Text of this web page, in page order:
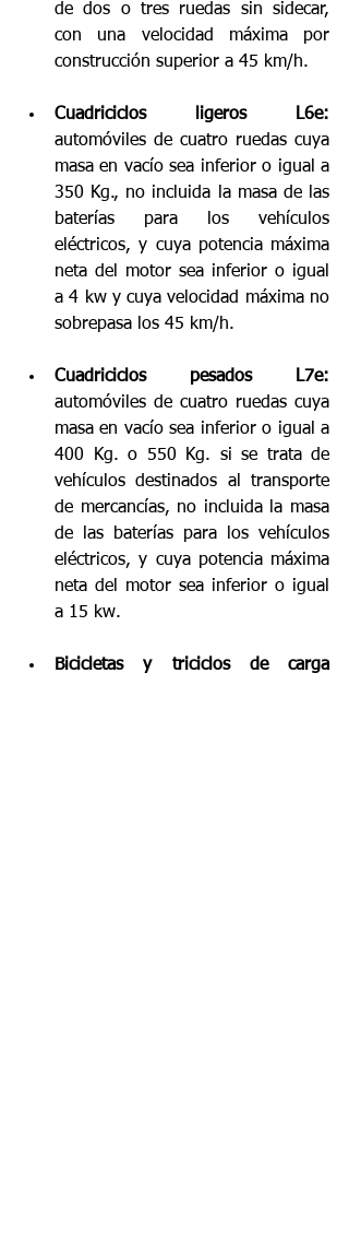
de dos o tres ruedas sin sidecar,
con una velocidad máxima por
construcción superior a 45 km/h.
Cuadriciclos ligeros L6e:
automóviles de cuatro ruedas cuya
masa en vacío sea inferior o igual a
350 Kg., no incluida la masa de las
baterías para los vehículos
eléctricos, y cuya potencia máxima
neta del motor sea inferior o igual
a 4 kw y cuya velocidad máxima no
sobrepasa los 45 km/h.
Cuadriciclos pesados L7e:
automóviles de cuatro ruedas cuya
masa en vacío sea inferior o igual a
400 Kg. o 550 Kg. si se trata de
vehículos destinados al transporte
de mercancías, no incluida la masa
de las baterías para los vehículos
eléctricos, y cuya potencia máxima
neta del motor sea inferior o igual
a 15 kw.
Bicicletas y triciclos de carga